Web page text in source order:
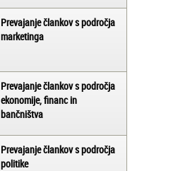
Prevajanje člankov s področja
marketinga
Prevajanje člankov s področja
ekonomije, financ in
bančništva
Prevajanje člankov s področja
politike